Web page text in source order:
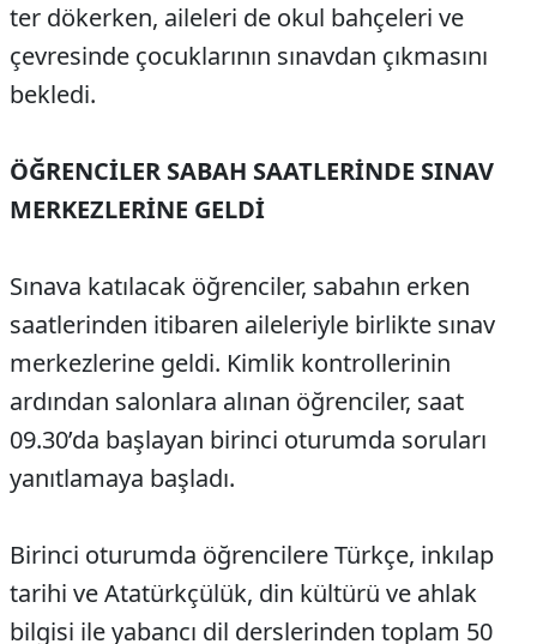
ter dökerken, aileleri de okul bahçeleri ve
çevresinde çocuklarının sınavdan çıkmasını
bekledi.
ÖĞRENCİLER SABAH SAATLERİNDE SINAV
MERKEZLERİNE GELDİ
Sınava katılacak öğrenciler, sabahın erken
saatlerinden itibaren aileleriyle birlikte sınav
merkezlerine geldi. Kimlik kontrollerinin
ardından salonlara alınan öğrenciler, saat
09.30’da başlayan birinci oturumda soruları
yanıtlamaya başladı.
Birinci oturumda öğrencilere Türkçe, inkılap
tarihi ve Atatürkçülük, din kültürü ve ahlak
bilgisi ile yabancı dil derslerinden toplam 50